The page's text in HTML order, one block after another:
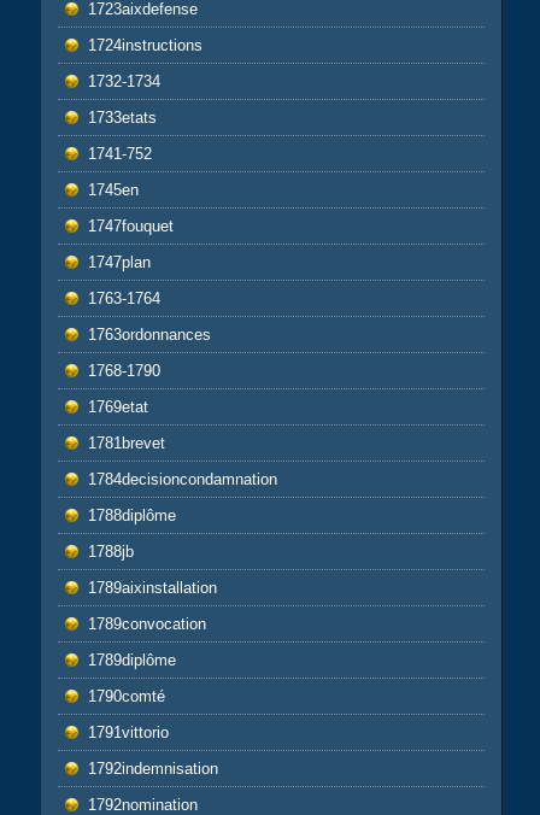
1723aixdefense
1724instructions
1732-1734
1733etats
1741-752
1745en
1747fouquet
1747plan
1763-1764
1763ordonnances
1768-1790
1769etat
1781brevet
1784decisioncondamnation
1788diplôme
1788jb
1789aixinstallation
1789convocation
1789diplôme
1790comté
1791vittorio
1792indemnisation
1792nomination